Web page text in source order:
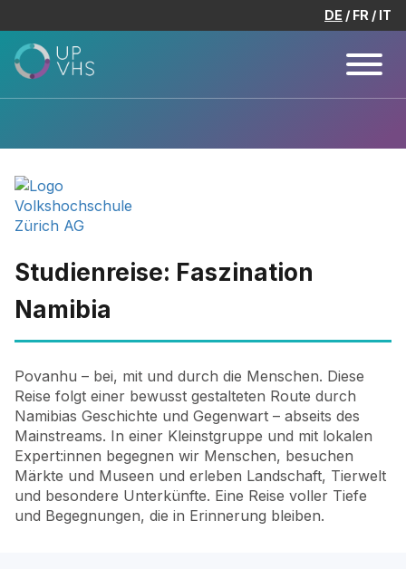
DE FR IT
Studienreise: Faszination
Namibia
Povanhu – bei, mit und durch die Menschen. Diese
Reise folgt einer bewusst gestalteten Route durch
Namibias Geschichte und Gegenwart – abseits des
Mainstreams. In einer Kleinstgruppe und mit lokalen
Expert:innen begegnen wir Menschen, besuchen
Märkte und Museen und erleben Landschaft, Tierwelt
und besondere Unterkünfte. Eine Reise voller Tiefe
und Begegnungen, die in Erinnerung bleiben.